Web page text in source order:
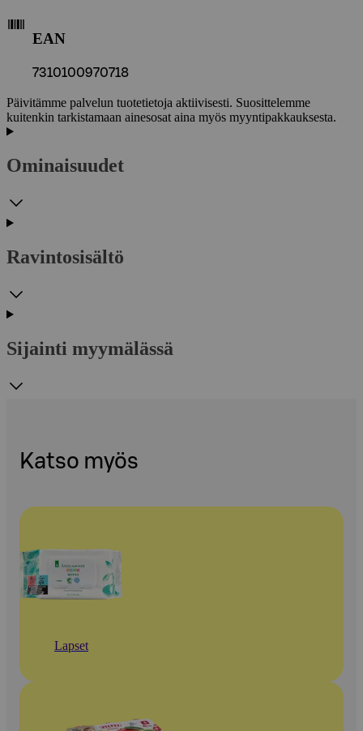
EAN
7310100970718
Päivitämme palvelun tuotetietoja aktiivisesti. Suosittelemme
kuitenkin tarkistamaan ainesosat aina myös myyntipakkauksesta.
Ominaisuudet
Ravintosisältö
Sijainti myymälässä
Katso myös
Lapset